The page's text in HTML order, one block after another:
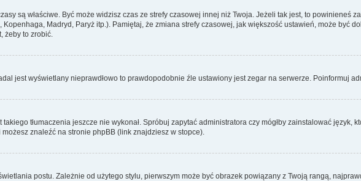
są właściwe. Być może widzisz czas ze strefy czasowej innej niż Twoja. Jeżeli tak jest, to powinieneś
Madryd, Paryż itp.). Pamiętaj, że zmiana strefy czasowej, jak większość ustawień, może być
żeby to zrobić.
jest wyświetlany nieprawdłowo to prawdopodobnie źle ustawiony jest zegar na serwerze. Poinformuj
tłumaczenia jeszcze nie wykonał. Spróbuj zapytać administratora czy mógłby zainstalować język,
znaleźć na stronie phpBB (link znajdziesz w stopce).
postu. Zależnie od użytego stylu, pierwszym może być obrazek powiązany z Twoją rangą,